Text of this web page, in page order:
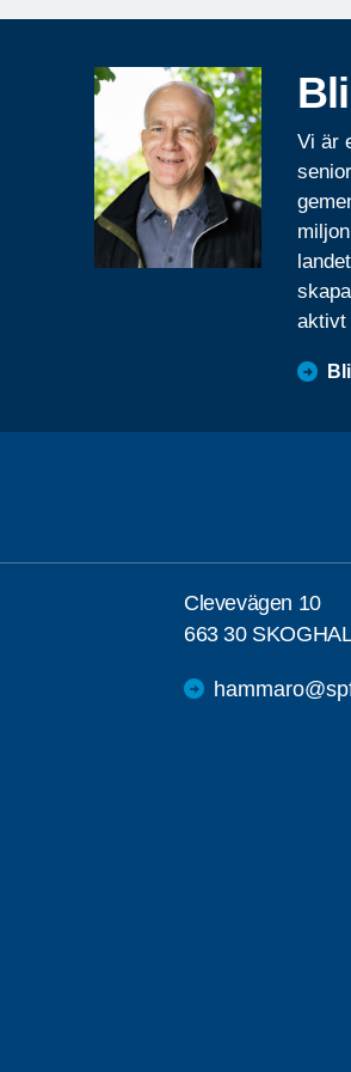
Vi är
aktivt
Clevevägen 10
663 30